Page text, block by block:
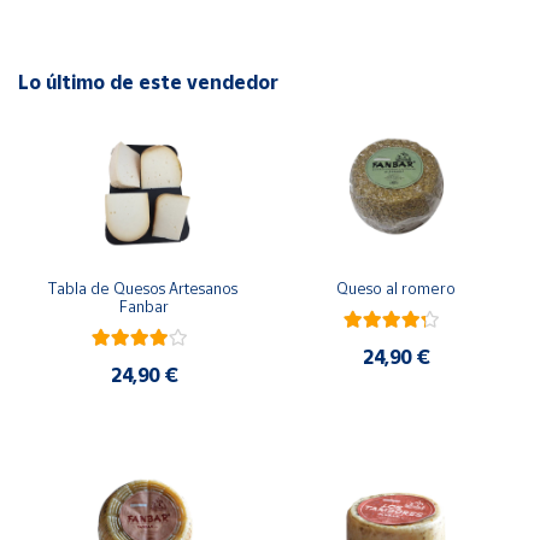
Lo último de este vendedor
Tabla de Quesos Artesanos
Fanbar
24,90 €
Queso al romero
24,90 €